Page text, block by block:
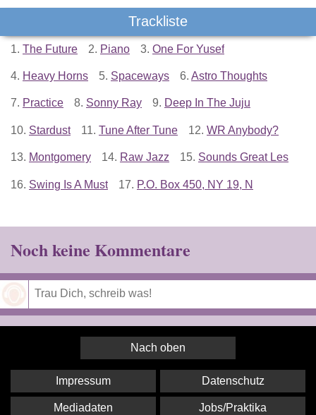
Trackliste
1. The Future 2. Piano 3. One For Yusef
4. Heavy Horns 5. Spaceways 6. Astro Thoughts
7. Practice 8. Sonny Ray 9. Deep In The Juju
10. Stardust 11. Tune After Tune 12. WR Anybody?
13. Montgomery 14. Raw Jazz 15. Sounds Great Les
16. Swing Is A Must 17. P.O. Box 450, NY 19, N
Noch keine Kommentare
Nach oben
Impressum Datenschutz
Mediadaten Jobs/Praktika